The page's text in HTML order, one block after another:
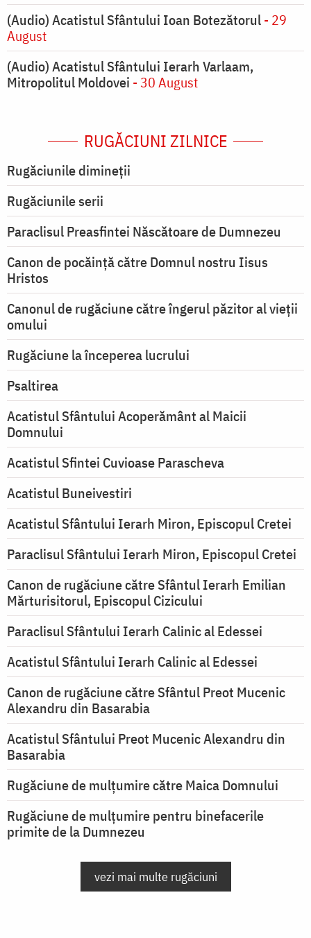
(Audio) Acatistul Sfântului Ioan Botezătorul- 29
August
(Audio) Acatistul Sfântului Ierarh Varlaam,
Mitropolitul Moldovei - 30 August
RUGĂCIUNI ZILNICE
Rugăciunile dimineții
Rugăciunile serii
Paraclisul Preasfintei Născătoare de Dumnezeu
Canon de pocăință către Domnul nostru Iisus
Hristos
Canonul de rugăciune către îngerul păzitor al vieții
omului
Rugăciune la începerea lucrului
Psaltirea
Acatistul Sfântului Acoperământ al Maicii
Domnului
Acatistul Sfintei Cuvioase Parascheva
Acatistul Buneivestiri
Acatistul Sfântului Ierarh Miron, Episcopul Cretei
Paraclisul Sfântului Ierarh Miron, Episcopul Cretei
Canon de rugăciune către Sfântul Ierarh Emilian
Mărturisitorul, Episcopul Cizicului
Paraclisul Sfântului Ierarh Calinic al Edessei
Acatistul Sfântului Ierarh Calinic al Edessei
Canon de rugăciune către Sfântul Preot Mucenic
Alexandru din Basarabia
Acatistul Sfântului Preot Mucenic Alexandru din
Basarabia
Rugăciune de mulţumire către Maica Domnului
Rugăciune de mulțumire pentru binefacerile
primite de la Dumnezeu
vezi mai multe rugăciuni